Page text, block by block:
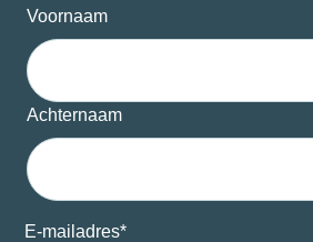
Voornaam
Achternaam
E-mailadres*